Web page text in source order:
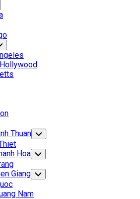
Thuan Toggle
Child
Menu
Hoa Toggle
Child
Menu
Giang Toggle
Child
Nam